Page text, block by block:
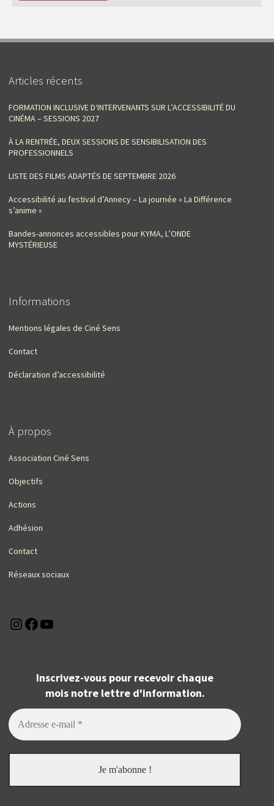
Articles récents
FORMATION INCLUSIVE D‘INTERVENANTS SUR L’ACCESSIBILITÉ DU
CINÉMA – SESSIONS 2027
À LA RENTRÉE, DEUX SESSIONS DE SENSIBILISATION DES
PROFESSIONNELS
LISTE DES FILMS ADAPTÉS DE SEPTEMBRE 2026
Accessibilité au festival d’Annecy – La journée « La Différence
s’anime »
Bandes-annonces accessibles pour KYMA, L’ONDE
MYSTÉRIEUSE
Informations
Mentions légales de Ciné Sens
Contact
Déclaration d’accessibilité
À propos
Association Ciné Sens
Objectifs
Actions
Adhésion
Contact
Réseaux sociaux
Instagram
Facebook
Inscrivez-vous pour recevoir chaque
mois notre lettre d'information.